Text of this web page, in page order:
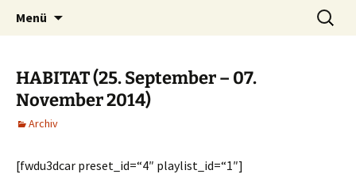
Ausstellung
ERA Ausstellungen
Menü
Suche
nach:
HABITAT (25. September – 07.
November 2014)
Archiv
[fwdu3dcar preset_id=“4″ playlist_id=“1″]